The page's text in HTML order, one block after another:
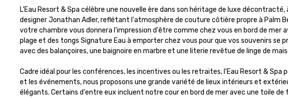
L'Eau Resort & Spa célèbre une nouvelle ère dans son héritage de luxe
designer Jonathan Adler, reflétant l'atmosphère de couture côtière propre à Palm
votre chambre vous donnera l'impression d'être comme chez vous en bord de mer
plage et des tongs Signature Eau à emporter chez vous pour que vos souvenirs
avec des balançoires, une baignoire en marbre et une literie revêtue de linge de
Cadre idéal pour les conférences, les incentives ou les retraites, l'Eau Resort &
et les événements, nous proposons une grande variété de lieux intérieurs et
élégants. Certains d'entre eux incluent notre cour en bord de mer avec une toile